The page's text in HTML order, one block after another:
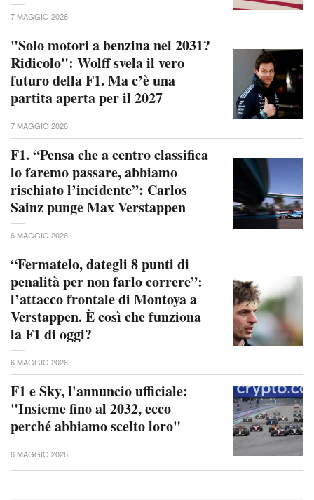
7 MAGGIO 2026
"Solo motori a benzina nel 2031?
Ridicolo": Wolff svela il vero
futuro della F1. Ma c’è una
partita aperta per il 2027
7 MAGGIO 2026
F1. “Pensa che a centro classifica
lo faremo passare, abbiamo
rischiato l’incidente”: Carlos
Sainz punge Max Verstappen
6 MAGGIO 2026
“Fermatelo, dategli 8 punti di
penalità per non farlo correre”:
l’attacco frontale di Montoya a
Verstappen. È così che funziona
la F1 di oggi?
6 MAGGIO 2026
F1 e Sky, l'annuncio ufficiale:
"Insieme fino al 2032, ecco
perché abbiamo scelto loro"
6 MAGGIO 2026